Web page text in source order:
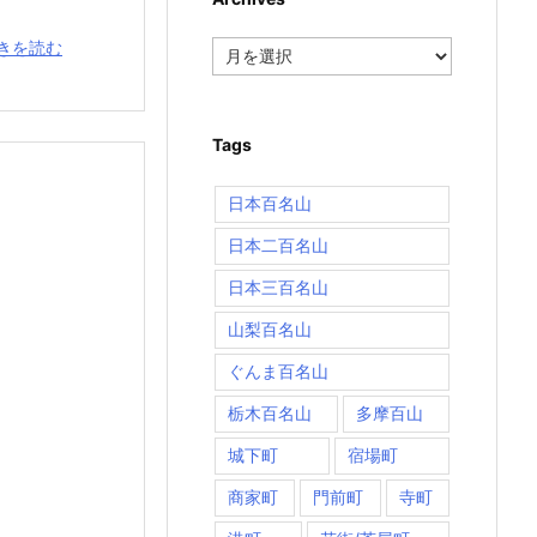
を読む Archives
Tags
日本百名山
日本二百名山
日本三百名山
山梨百名山
ぐんま百名山
栃木百名山 多摩百山
城下町 宿場町
商家町 門前町 寺町